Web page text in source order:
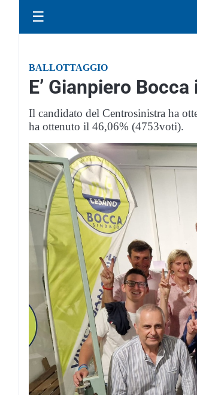
☰
BALLOTTAGGIO
E’ Gianpiero
Il candidato del Centrosinistra ha
ha ottenuto il 46,06% (4753voti).